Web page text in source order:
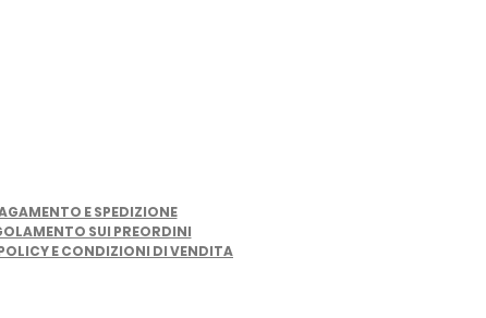
E SPEDIZIONE
SUI PREORDINI
E CONDIZIONI DI VENDITA